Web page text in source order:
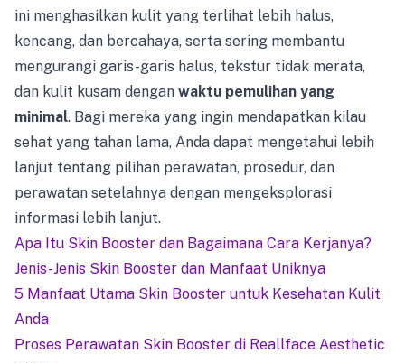
ini menghasilkan kulit yang terlihat lebih halus,
kencang, dan bercahaya, serta sering membantu
mengurangi garis-garis halus, tekstur tidak merata,
dan kulit kusam dengan waktu pemulihan yang
minimal. Bagi mereka yang ingin mendapatkan kilau
sehat yang tahan lama, Anda dapat mengetahui lebih
lanjut tentang pilihan perawatan, prosedur, dan
perawatan setelahnya dengan mengeksplorasi
informasi lebih lanjut.
Apa Itu Skin Booster dan Bagaimana Cara Kerjanya?
Jenis-Jenis Skin Booster dan Manfaat Uniknya
5 Manfaat Utama Skin Booster untuk Kesehatan Kulit
Anda
Proses Perawatan Skin Booster di Reallface Aesthetic